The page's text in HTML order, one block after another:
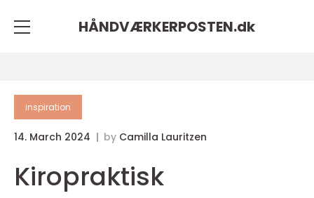
HÅNDVÆRKERPOSTEN.dk
inspiration
14. March 2024 by Camilla Lauritzen
Kiropraktisk